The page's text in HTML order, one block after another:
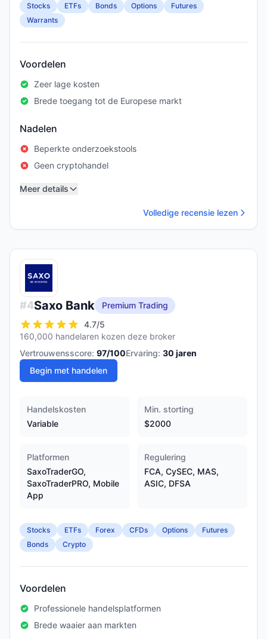
Stocks ETFs Bonds Options
Futures
Warrants
Voordelen
Zeer lage kosten
Brede toegang tot de Europese markt
Nadelen
Beperkte onderzoekstools
Geen cryptohandel
Meer details
Volledige recensie lezen
#4Saxo Bank
Premium Trading
4.7/5
160,000 handelaren kozen deze broker
Vertrouwensscore: 97/100Ervaring: 30 jaren
Begin met handelen
Handelskosten
Variable
Min. storting
$2000
Platformen
SaxoTraderGO,
SaxoTraderPRO, Mobile
App
Regulering
FCA, CySEC, MAS,
ASIC, DFSA
Stocks ETFs Forex CFDs Options
Futures
Bonds
Crypto
Voordelen
Professionele handelsplatformen
Brede waaier aan markten